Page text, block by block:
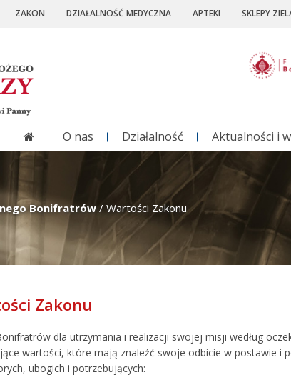
ZAKON DZIAŁALNOŚĆ MEDYCZNA APTEKI SKLEPY
O nas Działalność Aktualności i
Bonifratrów / Wartości Zakonu
Zakonu
dla utrzymania i realizacji swojej misji według
wartości, które mają znaleźć swoje odbicie w postawie i
ubogich i potrzebujących: